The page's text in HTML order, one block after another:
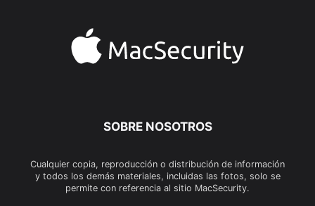
SOBRE NOSOTROS
Cualquier copia, reproducción o distribución de información
y todos los demás materiales, incluidas las fotos, solo se
permite con referencia al sitio MacSecurity.